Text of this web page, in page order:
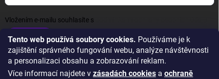
Tento web používá soubory cookies. Používáme je k
zajištění správného fungování webu, analýze návštěvnosti
a personalizaci obsahu a zobrazování reklam.
Více informací najdete v zásadách cookies a ochraně
Vložením e-mailu souhlasíte s
Přihlásit se